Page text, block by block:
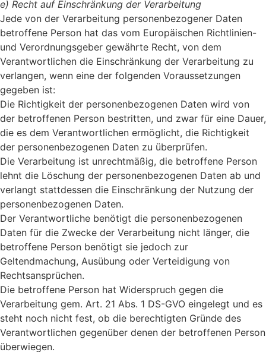
e) Recht auf Einschränkung der Verarbeitung
Jede von der Verarbeitung personenbezogener Daten
betroffene Person hat das vom Europäischen Richtlinien-
und Verordnungsgeber gewährte Recht, von dem
Verantwortlichen die Einschränkung der Verarbeitung zu
verlangen, wenn eine der folgenden Voraussetzungen
gegeben ist:
Die Richtigkeit der personenbezogenen Daten wird von
der betroffenen Person bestritten, und zwar für eine Dauer,
die es dem Verantwortlichen ermöglicht, die Richtigkeit
der personenbezogenen Daten zu überprüfen.
Die Verarbeitung ist unrechtmäßig, die betroffene Person
lehnt die Löschung der personenbezogenen Daten ab und
verlangt stattdessen die Einschränkung der Nutzung der
personenbezogenen Daten.
Der Verantwortliche benötigt die personenbezogenen
Daten für die Zwecke der Verarbeitung nicht länger, die
betroffene Person benötigt sie jedoch zur
Geltendmachung, Ausübung oder Verteidigung von
Rechtsansprüchen.
Die betroffene Person hat Widerspruch gegen die
Verarbeitung gem. Art. 21 Abs. 1 DS-GVO eingelegt und es
steht noch nicht fest, ob die berechtigten Gründe des
Verantwortlichen gegenüber denen der betroffenen Person
überwiegen.